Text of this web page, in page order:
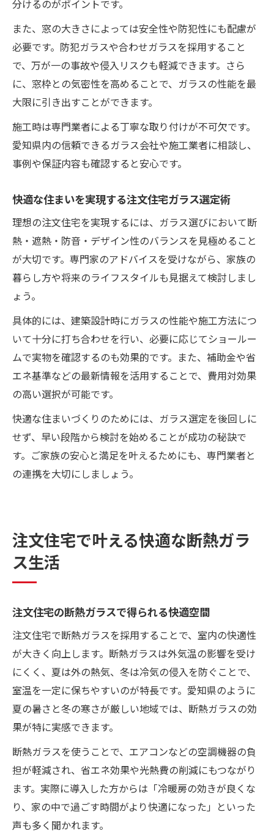
分けるのがポイントです。
また、窓の大きさによっては安全性や防犯性にも配慮が
必要です。防犯ガラスや合わせガラスを採用すること
で、万が一の事故や侵入リスクも軽減できます。さら
に、窓枠との気密性を高めることで、ガラスの性能を最
大限に引き出すことができます。
施工時は専門業者による丁寧な取り付けが不可欠です。
愛知県内の信頼できるガラス会社や施工業者に相談し、
事例や保証内容も確認すると安心です。
快適な住まいを実現する注文住宅ガラス選定術
理想の注文住宅を実現するには、ガラス選びにおいて断
熱・遮熱・防音・デザイン性のバランスを見極めること
が大切です。専門家のアドバイスを受けながら、家族の
暮らし方や将来のライフスタイルも見据えて検討しまし
ょう。
具体的には、建築設計時にガラスの性能や施工方法につ
いて十分に打ち合わせを行い、必要に応じてショールー
ムで実物を確認するのも効果的です。また、補助金や省
エネ基準などの最新情報を活用することで、費用対効果
の高い選択が可能です。
快適な住まいづくりのためには、ガラス選定を後回しに
せず、早い段階から検討を始めることが成功の秘訣で
す。ご家族の安心と満足を叶えるためにも、専門業者と
の連携を大切にしましょう。
注文住宅で叶える快適な断熱ガラ
ス生活
注文住宅の断熱ガラスで得られる快適空間
注文住宅で断熱ガラスを採用することで、室内の快適性
が大きく向上します。断熱ガラスは外気温の影響を受け
にくく、夏は外の熱気、冬は冷気の侵入を防ぐことで、
室温を一定に保ちやすいのが特長です。愛知県のように
夏の暑さと冬の寒さが厳しい地域では、断熱ガラスの効
果が特に実感できます。
断熱ガラスを使うことで、エアコンなどの空調機器の負
担が軽減され、省エネ効果や光熱費の削減にもつながり
ます。実際に導入した方からは「冷暖房の効きが良くな
り、家の中で過ごす時間がより快適になった」といった
声も多く聞かれます。